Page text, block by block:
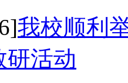
我校顺利
研活动